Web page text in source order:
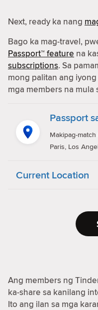
Next, ready ka nang
Bago ka mag-travel,
Passport™ feature na
subscriptions. Sa
mong palitan ang
mga members na mula
Passport
Makipag-
Paris, Los
Current Location
Ang members ng
ka-share sa kanilang
Ito ang ilan sa mga